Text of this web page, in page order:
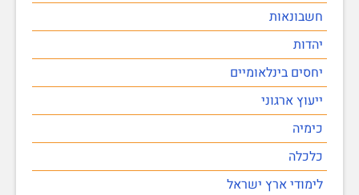
חשבונאות
יהדות
יחסים בינלאומיים
ייעוץ ארגוני
כימיה
כלכלה
לימודי ארץ ישראל